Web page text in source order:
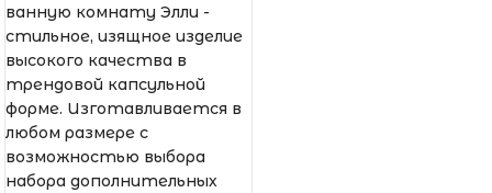
ванную комнату Элли -
стильное, изящное изделие
высокого качества в
трендовой капсульной
форме. Изготавливается в
любом размере с
возможностью выбора
набора дополнительных